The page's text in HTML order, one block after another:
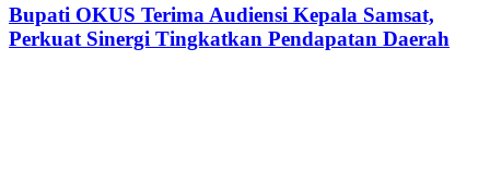
Transformasi
Digital
Terima
Audiensi
Kepala
Bupati OKUS Terima Audiensi Kepala Samsat,
Perkuat Sinergi Tingkatkan Pendapatan Daerah